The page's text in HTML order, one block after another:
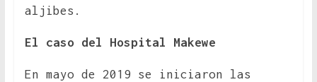
aljibes.
El caso del Hospital Makewe
En mayo de 2019 se iniciaron las